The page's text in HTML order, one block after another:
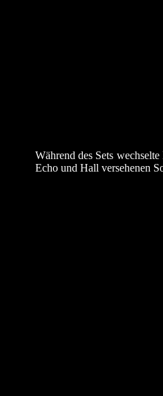
Während des Sets
Echo und Hall versehenen